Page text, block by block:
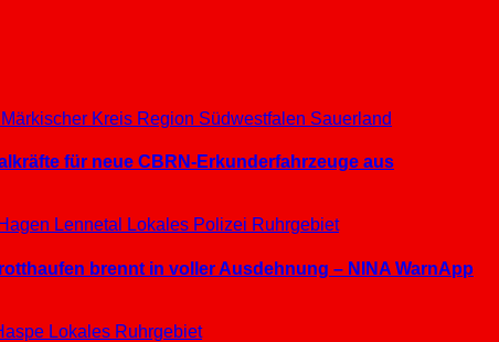
Märkischer Kreis Region Südwestfalen Sauerland
für neue CBRN-Erkunderfahrzeuge aus
Hagen Lennetal Lokales Polizei Ruhrgebiet
brennt in voller Ausdehnung – NINA WarnApp
Lokales Ruhrgebiet